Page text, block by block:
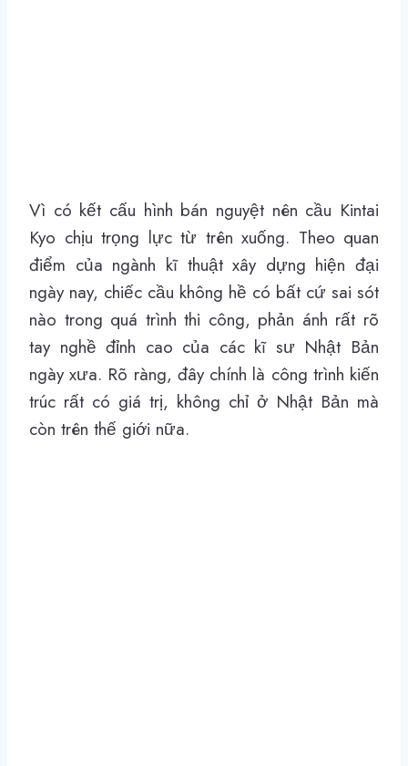
Vì có kết cấu hình bán nguyệt nên cầu Kintai
Kyo chịu trọng lực từ trên xuống. Theo quan
điểm của ngành kĩ thuật xây dựng hiện đại
ngày nay, chiếc cầu không hề có bất cứ sai sót
nào trong quá trình thi công, phản ánh rất rõ
tay nghề đỉnh cao của các kĩ sư Nhật Bản
ngày xưa. Rõ ràng, đây chính là công trình kiến
trúc rất có giá trị, không chỉ ở Nhật Bản mà
còn trên thế giới nữa.